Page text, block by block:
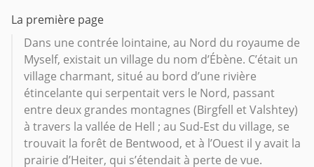
La première page
Dans une contrée lointaine, au Nord du royaume de
Myself, existait un village du nom d’Ébène. C’était un
village charmant, situé au bord d’une rivière
étincelante qui serpentait vers le Nord, passant
entre deux grandes montagnes (Birgfell et Valshtey)
à travers la vallée de Hell ; au Sud-Est du village, se
trouvait la forêt de Bentwood, et à l’Ouest il y avait la
prairie d’Heiter, qui s’étendait à perte de vue.